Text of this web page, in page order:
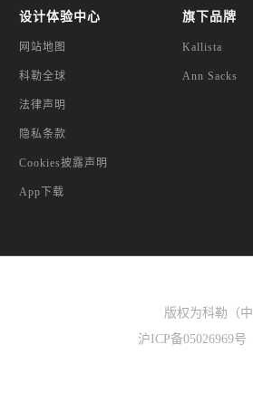
设计体验中心
网站地图
科勒全球
法律声明
隐私条款
Cookies披露声明
App下载
旗下品牌
Kallista
Ann Sacks
版权为科勒（
沪ICP备05026969号